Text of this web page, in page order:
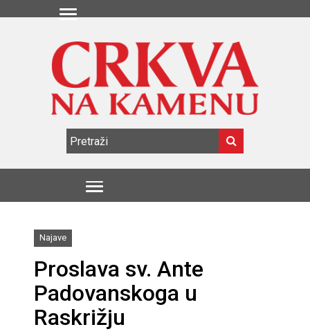
Najave
Proslava sv. Ante
Padovanskoga u
Raskrižju